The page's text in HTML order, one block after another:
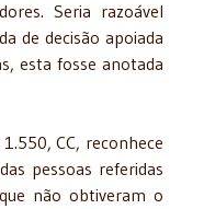
Seria razoável
de decisão apoiada
esta fosse anotada
CC, reconhece
pessoas referidas
não obtiveram o